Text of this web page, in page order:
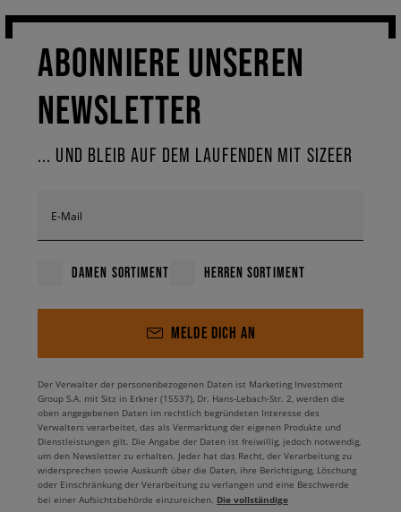
ABONNIERE UNSEREN
NEWSLETTER
... UND BLEIB AUF DEM LAUFENDEN MIT SIZEER
E-Mail
DAMEN SORTIMENT HERREN SORTIMENT
MELDE DICH AN
Der Verwalter der personenbezogenen Daten ist Marketing Investment
Group S.A. mit Sitz in Erkner (15537), Dr. Hans-Lebach-Str. 2, werden die
oben angegebenen Daten im rechtlich begründeten Interesse des
Verwalters verarbeitet, das als Vermarktung der eigenen Produkte und
Dienstleistungen gilt. Die Angabe der Daten ist freiwillig, jedoch notwendig,
um den Newsletter zu erhalten. Jeder hat das Recht, der Verarbeitung zu
widersprechen sowie Auskunft über die Daten, ihre Berichtigung, Löschung
oder Einschränkung der Verarbeitung zu verlangen und eine Beschwerde
bei einer Aufsichtsbehörde einzureichen. Die vollständige